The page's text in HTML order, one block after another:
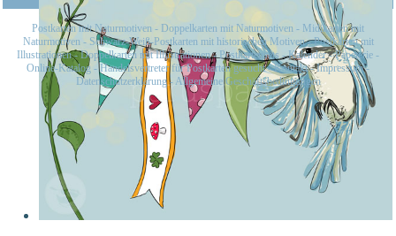
Postkarten mit Naturmotiven - Doppelkarten mit Naturmotiven - Midikarten mit
Naturmotiven - Schwarz-Weiß-Postkarten mit historischen Motiven-Postkarten mit
Illustrationen-Doppelkarten mit Illustrationen-Postkartensets-Kalender-Papeterie -
Online-Katalog -Handelsvertreter für Postkarten gesucht-Kontakt-Impressum-
Datenschutzerklärung- Allgemeine Geschäftsbedingungen